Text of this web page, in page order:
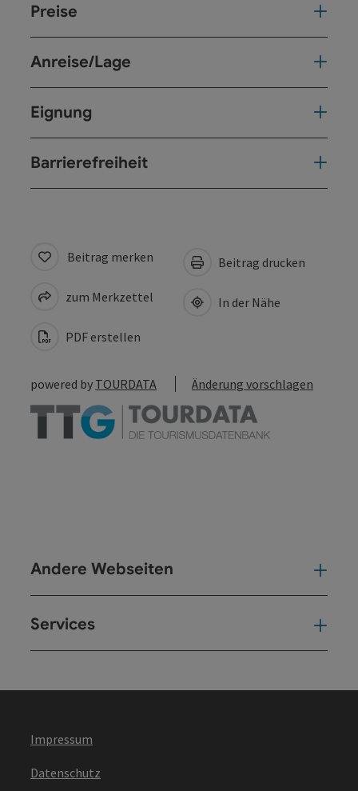
Preise
Anreise/Lage
Eignung
Barrierefreiheit
Beitrag merken
zum Merkzettel
PDF erstellen
Beitrag drucken
In der Nähe
powered by TOURDATA Änderung vorschlagen
Andere Webseiten
Services
Impressum
Datenschutz